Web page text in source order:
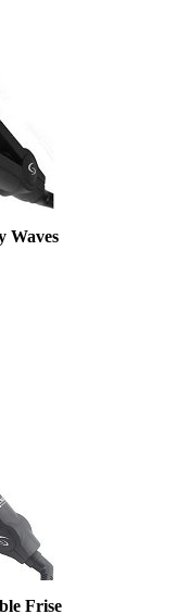
Waves
Frise